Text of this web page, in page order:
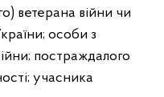
ветерана війни чи
особи з
постраждалого
учасника